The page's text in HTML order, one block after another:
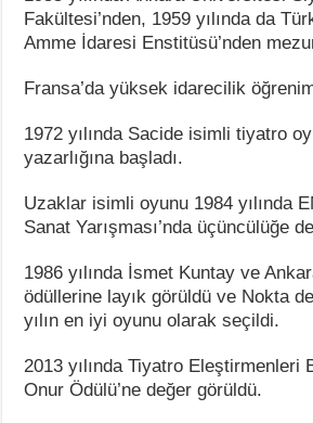
Fakültesi’nden, 1959 yılında da
Amme İdaresi Enstitüsü’nden
Fransa’da yüksek idarecilik
1972 yılında Sacide isimli tiyatro
yazarlığına başladı.
Uzaklar isimli oyunu 1984 yılında
Sanat Yarışması’nda üçüncülüğe
1986 yılında İsmet Kuntay ve
ödüllerine layık görüldü ve Nokta
yılın en iyi oyunu olarak seçildi.
2013 yılında Tiyatro Eleştirmenleri
Onur Ödülü’ne değer görüldü.